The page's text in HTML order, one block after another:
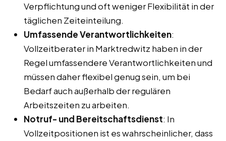
Verpflichtung und oft weniger Flexibilität in der
täglichen Zeiteinteilung.
Umfassende Verantwortlichkeiten:
Vollzeitberater in Marktredwitz haben in der
Regel umfassendere Verantwortlichkeiten und
müssen daher flexibel genug sein, um bei
Bedarf auch außerhalb der regulären
Arbeitszeiten zu arbeiten.
Notruf- und Bereitschaftsdienst: In
Vollzeitpositionen ist es wahrscheinlicher, dass